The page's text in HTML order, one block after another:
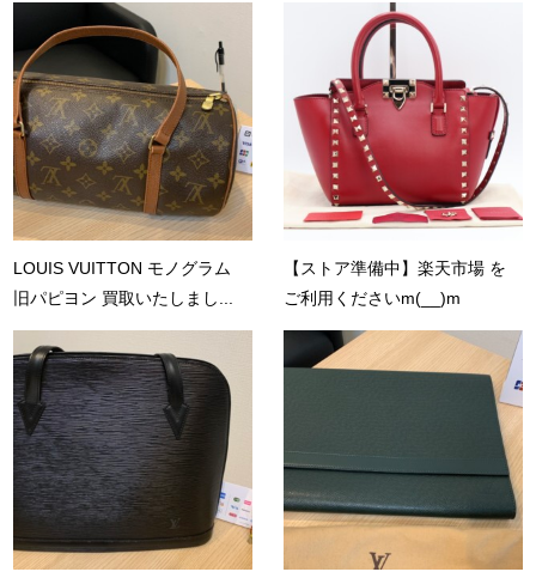
LOUIS VUITTON モノグラム
旧パピヨン 買取いたしまし...
【ストア準備中】楽天市場 を
ご利用くださいm(__)m